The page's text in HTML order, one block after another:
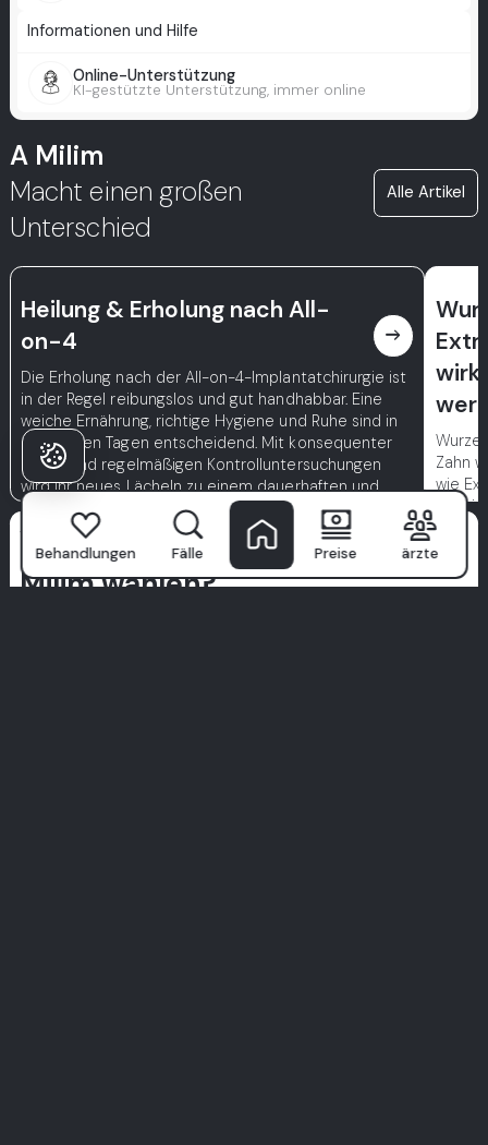
Informationen und Hilfe
Online-Unterstützung
KI-gestützte Unterstützung, immer online
A Milim
Macht einen großen
Unterschied
Alle Artikel
Heilung & Erholung nach All-
on-4
east
Die Erholung nach der All-on-4-Implantatchirurgie ist
in der Regel reibungslos und gut handhabbar. Eine
weiche Ernährung, richtige Hygiene und Ruhe sind in
den ersten Tagen entscheidend. Mit konsequenter
Pflege und regelmäßigen Kontrolluntersuchungen
wird Ihr neues Lächeln zu einem dauerhaften und
natürlichen Teil Ihres Lebens.
Zahn
wie
Fällen
hohe
Warum Patienten
Milim wählen?
Behandlungen Fälle Preise ärzte